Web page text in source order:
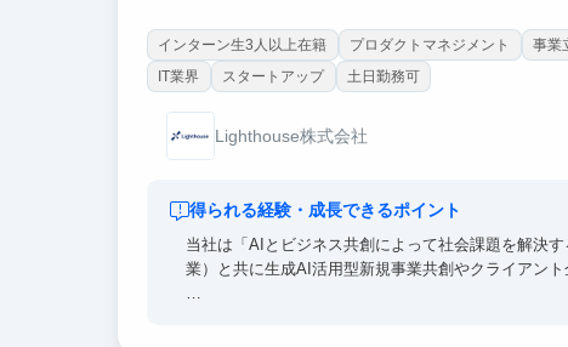
インターン生3人以上在籍 プロダクトマネジメント 事業
IT業界
スタートアップ 土日勤務可
Lighthouse株式会社
得られる経験・成長できるポイント
当社は「AIとビジネス共創によって社会課題を解決
業）と共に生成AI活用型新規事業共創やクライアン